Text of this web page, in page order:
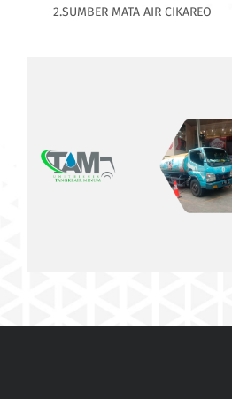
2.SUMBER MATA AIR CIKAREO